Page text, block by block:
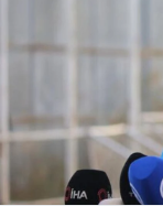
OTOPARK
TEKNOLOJİ